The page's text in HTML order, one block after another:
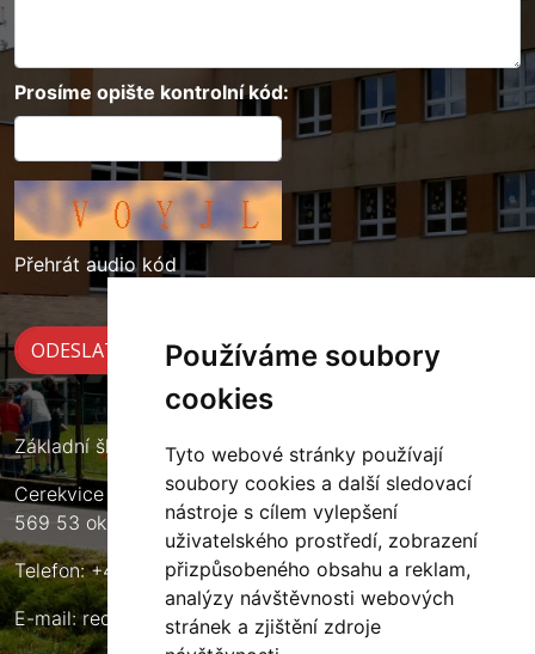
Používáme soubory
cookies
Tyto webové stránky používají
soubory cookies a další sledovací
nástroje s cílem vylepšení
uživatelského prostředí, zobrazení
přizpůsobeného obsahu a reklam,
analýzy návštěvnosti webových
stránek a zjištění zdroje
Prosíme opište kontrolní kód:
Přehrát audio kód
Základní škola Cerekvice nad Loučnou
Cerekvice nad Loučnou 135
569 53 okres Svitavy
Telefon: +420 461 633 140
E-mail:reditel@zscerekvice.cz